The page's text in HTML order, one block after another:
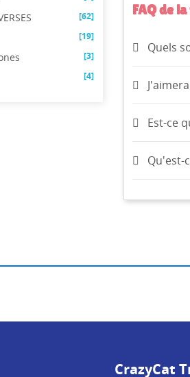
[62]
[19]
[3]
[4]
FAQ de
Quels
Est-ce
Qu'est-
CrazyCat
d'envies.